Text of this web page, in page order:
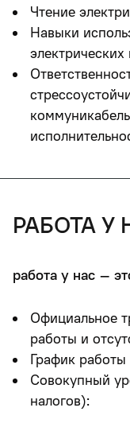
Чтение
Навыки
работа у
работа у нас –
Официальное
работы и
График
Совокупный
налогов):